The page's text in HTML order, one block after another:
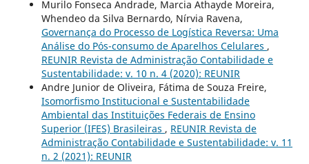
Murilo Fonseca Andrade, Marcia Athayde Moreira,
Whendeo da Silva Bernardo, Nírvia Ravena,
Governança do Processo de Logística Reversa: Uma
Análise do Pós-consumo de Aparelhos Celulares ,
REUNIR Revista de Administração Contabilidade e
Sustentabilidade: v. 10 n. 4 (2020): REUNIR
Andre Junior de Oliveira, Fátima de Souza Freire,
Isomorfismo Institucional e Sustentabilidade
Ambiental das Instituições Federais de Ensino
Superior (IFES) Brasileiras , REUNIR Revista de
Administração Contabilidade e Sustentabilidade: v. 11
n. 2 (2021): REUNIR